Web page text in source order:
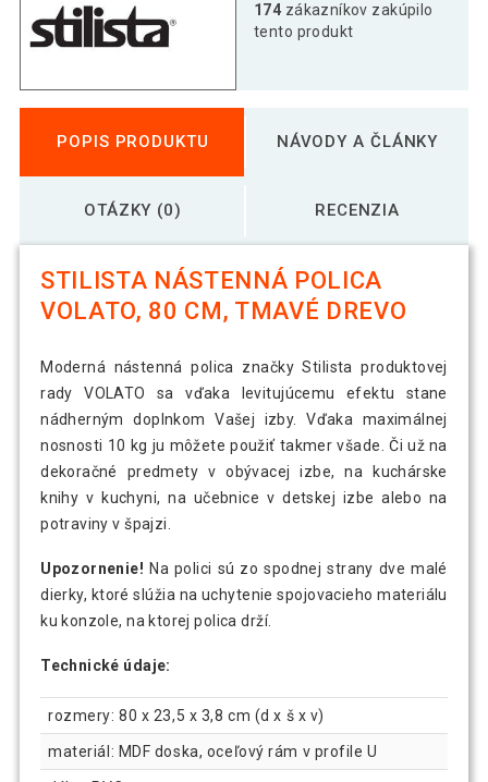
174 zákazníkov zakúpilo
tento produkt
POPIS PRODUKTU NÁVODY A ČLÁNKY
OTÁZKY (0) RECENZIA
STILISTA NÁSTENNÁ POLICA
VOLATO, 80 CM, TMAVÉ DREVO
Moderná nástenná polica značky Stilista produktovej
rady VOLATO sa vďaka levitujúcemu efektu stane
nádherným doplnkom Vašej izby. Vďaka maximálnej
nosnosti 10 kg ju môžete použiť takmer všade. Či už na
dekoračné predmety v obývacej izbe, na kuchárske
knihy v kuchyni, na učebnice v detskej izbe alebo na
potraviny v špajzi.
Upozornenie! Na polici sú zo spodnej strany dve malé
dierky, ktoré slúžia na uchytenie spojovacieho materiálu
ku konzole, na ktorej polica drží.
Technické údaje:
rozmery: 80 x 23,5 x 3,8 cm (d x š x v)
materiál: MDF doska, oceľový rám v profile U